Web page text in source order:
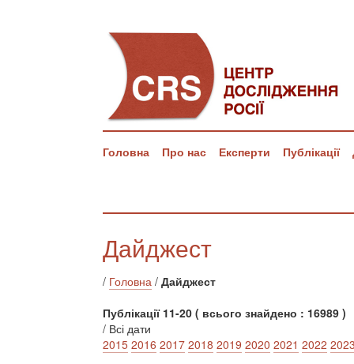
Головна Про нас Експерти Публікації
Дайджест
/ Головна / Дайджест
Публікації 11-20 ( всього знайдено : 16989 )
/ Всі дати
2015 2016 2017 2018 2019 2020 2021 2022